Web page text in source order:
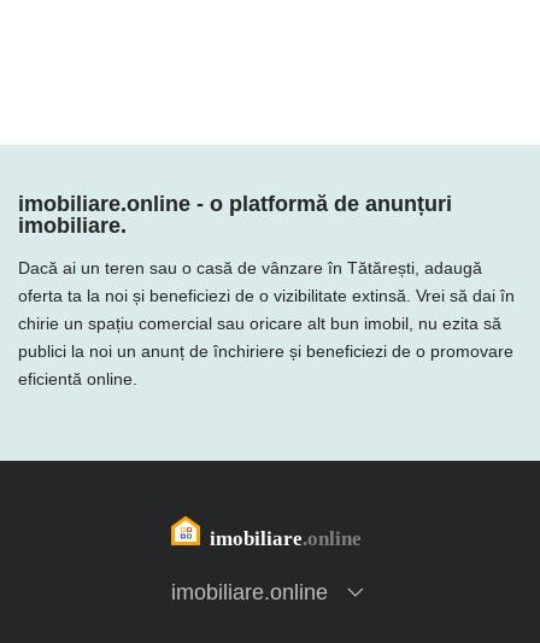
imobiliare.online - o platformă de anunțuri
imobiliare.
Dacă ai un teren sau o casă de vânzare în Tătărești, adaugă
oferta ta la noi și beneficiezi de o vizibilitate extinsă. Vrei să dai în
chirie un spațiu comercial sau oricare alt bun imobil, nu ezita să
publici la noi un anunț de închiriere și beneficiezi de o promovare
eficientă online.
imobiliare.online